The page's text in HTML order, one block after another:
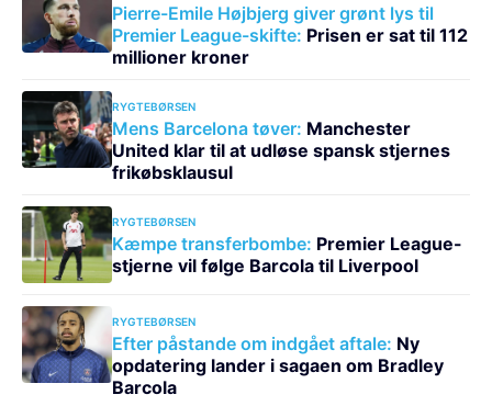
Pierre-Emile Højbjerg giver grønt lys til
Premier League-skifte: Prisen er sat til 112
millioner kroner
RYGTEBØRSEN
Mens Barcelona tøver: Manchester
United klar til at udløse spansk stjernes
frikøbsklausul
RYGTEBØRSEN
Kæmpe transferbombe: Premier League-
stjerne vil følge Barcola til Liverpool
RYGTEBØRSEN
Efter påstande om indgået aftale: Ny
opdatering lander i sagaen om Bradley
Barcola